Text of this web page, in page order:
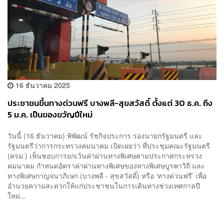
16 ธันวาคม 2025
ประชาชนขึ้นทางด่วนฟรี บางพลี-สุขสวัสดิ์ ตั้งแต่ 30 ธ.ค. ถึง
5 ม.ค. เป็นของขวัญปีใหม่
วันนี้ (16 ธันวาคม) พิพัฒน์ รัชกิจประการ รองนายกรัฐมนตรี และ
รัฐมนตรีว่าการกระทรวงคมนาคม เปิดเผยว่า ที่ประชุมคณะรัฐมนตรี
(ครม.) เห็นชอบการยกเว้นค่าผ่านทางพิเศษตามประกาศกระทรวง
คมนาคม กำหนดอัตราค่าผ่านทางพิเศษของทางพิเศษบูรพาวิถี และ
ทางพิเศษกาญจนาภิเษก (บางพลี - สุขสวัสดิ์) หรือ ‘ทางด่วนฟรี’ เพื่อ
อำนวยความสะดวกให้แก่ประชาชนในการเดินทางช่วงเทศกาลปี
ใหม่...